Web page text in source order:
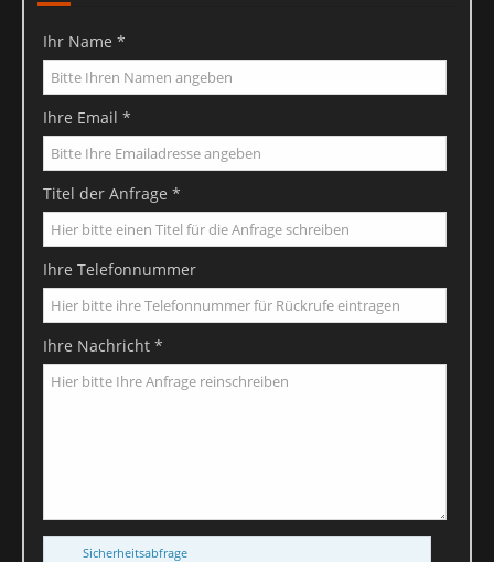
Ihr Name *
Ihre Email *
Titel der Anfrage *
Ihre Telefonnummer
Ihre Nachricht *
Sicherheitsabfrage